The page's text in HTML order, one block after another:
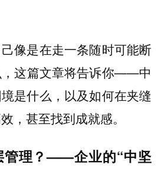
像是在走一条随时可能断
，这篇文章将告诉你——中
是什么，以及如何在夹缝
，甚至找到成就感。
管理？——企业的“中坚